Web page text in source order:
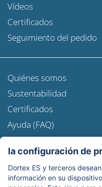
Vídeos
Certificados
Seguimiento del pedido
Quiénes somos
Sustentabilidad
Certificados
Ayuda (FAQ)
Newsroom
Información de envío